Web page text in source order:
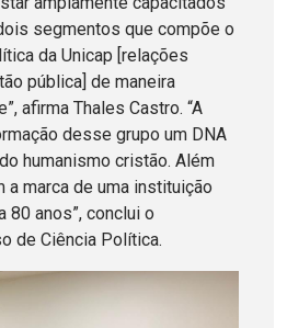
segmentos que compõe o
da Unicap [relações
pública] de maneira
afirma Thales Castro. “A
desse grupo um DNA
humanismo cristão. Além
marca de uma instituição
80 anos”, conclui o
de Ciência Política.